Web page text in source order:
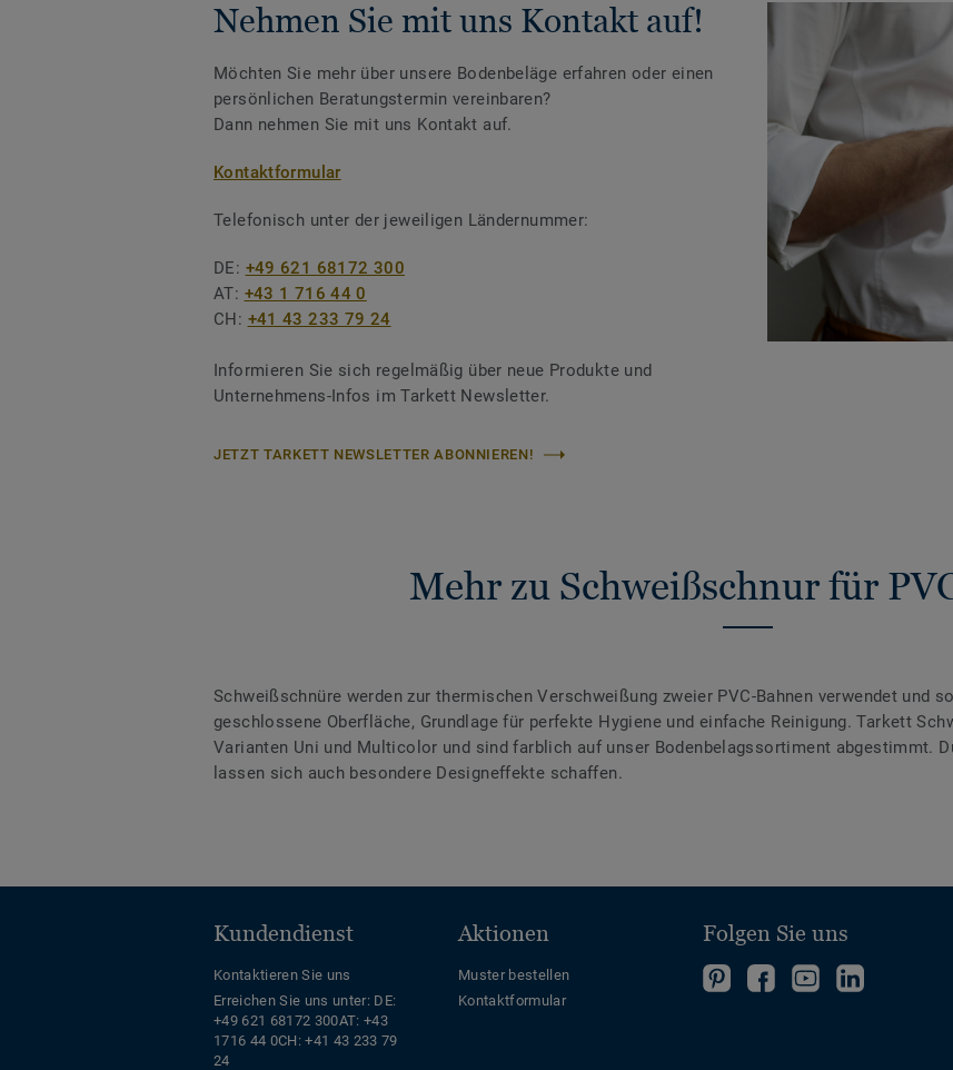
Nehmen Sie mit uns Kontakt auf!
Möchten Sie mehr über unsere Bodenbeläge erfahren oder einen
persönlichen Beratungstermin vereinbaren?
Dann nehmen Sie mit uns Kontakt auf.
Kontaktformular
Telefonisch unter der jeweiligen Ländernummer:
DE: +49 621 68172 300
AT: +43 1 716 44 0
CH: +41 43 233 79 24
Informieren Sie sich regelmäßig über neue Produkte und
Unternehmens-Infos im Tarkett Newsletter.
JETZT TARKETT NEWSLETTER ABONNIEREN!
Mehr zu Schweißschnur für
Schweißschnüre werden zur thermischen Verschweißung zweier PVC-Bahnen verwendet und
geschlossene Oberfläche, Grundlage für perfekte Hygiene und einfache Reinigung. Tarkett
Varianten Uni und Multicolor und sind farblich auf unser Bodenbelagssortiment abgestimmt.
lassen sich auch besondere Designeffekte schaffen.
Kundendienst
Kontaktieren Sie uns
Erreichen Sie uns unter: DE:
+49 621 68172 300AT: +43
1716 44 0CH: +41 43 233 79
24
Aktionen
Muster bestellen
Kontaktformular
Folgen Sie uns
FolgenFolgenFolgeFolgen